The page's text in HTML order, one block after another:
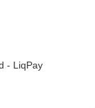
- LiqPay